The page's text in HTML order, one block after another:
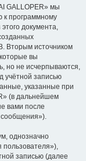
GALLOPER» мы
к программному
документа,
Вторым источником
вы
но не исчерпываются,
записью
указанные при
(в дальнейшем
вами после
однозначно
записью (далее